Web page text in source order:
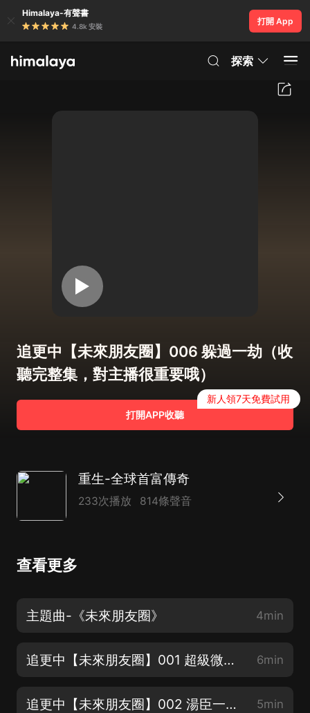
Himalaya-有聲書
4.8k 安裝
打開 App
探索
追更中【未來朋友圈】006 躲過一劫（收
聽完整集，對主播很重要哦）
打開APP收聽
新人領7天免費試用
重生-全球首富傳奇
233次播放 814條聲音
查看更多
主題曲-《未來朋友圈》 4min
追更中【未來朋友圈】001 超級微信（新書上架！寶子們，訂閱分享 五星好評 投月票！） 6min
追更中【未來朋友圈】002 湯臣一品（新書上架！求五星好評，快快分享給朋友們吧） 5min